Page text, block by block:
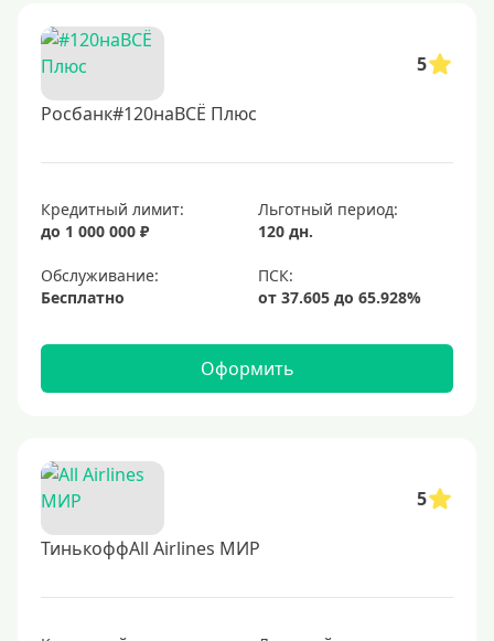
5
Росбанк#120наВСЁ Плюс
Кредитный лимит:
до 1 000 000 ₽
Льготный период:
120 дн.
Обслуживание:
Бесплатно
Оформить
5
ТинькоффAll Airlines МИР